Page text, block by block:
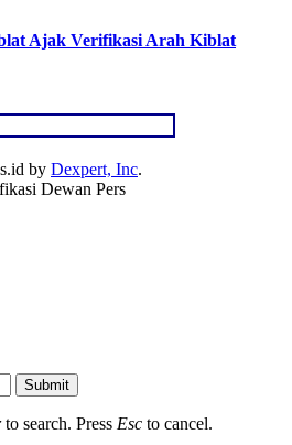
Ajak Verifikasi Arah Kiblat
by Dexpert, Inc.
Dewan Pers
Submit
to search. Press Esc to cancel.